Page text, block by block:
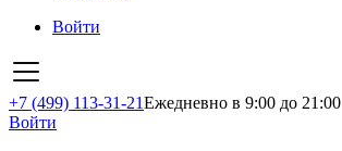
Войти
+7 (499) 113-31-21Ежедневно в 9:00 до 21:00
Войти